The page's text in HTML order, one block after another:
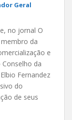
Geral
no jornal O
da
e
da
Fernandez
do
de seus